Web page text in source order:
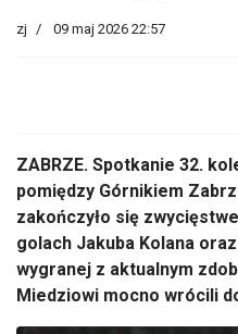
zj 09 maj 2026 22:57
ZABRZE. Spotkanie 32.
pomiędzy Górnikiem
zakończyło się
golach Jakuba Kolana
wygranej z aktualnym
Miedziowi mocno wrócili